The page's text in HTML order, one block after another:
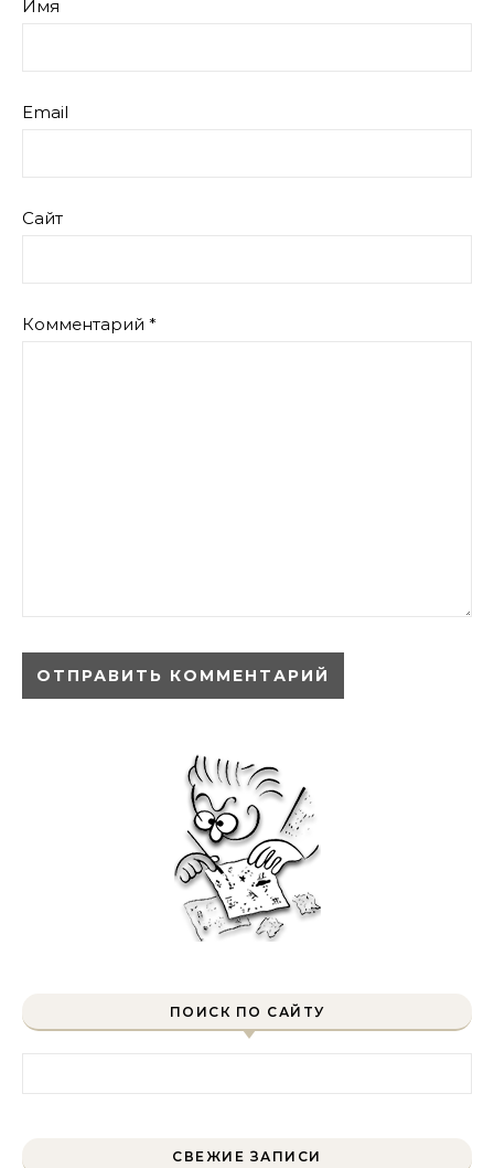
Имя
Email
Сайт
Комментарий *
ПОИСК ПО САЙТУ
СВЕЖИЕ ЗАПИСИ